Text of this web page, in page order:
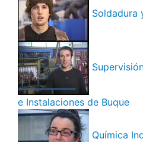
Soldadura
e Instalaciones de Buque
Química